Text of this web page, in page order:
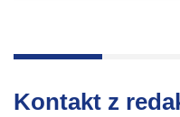
Kontakt z